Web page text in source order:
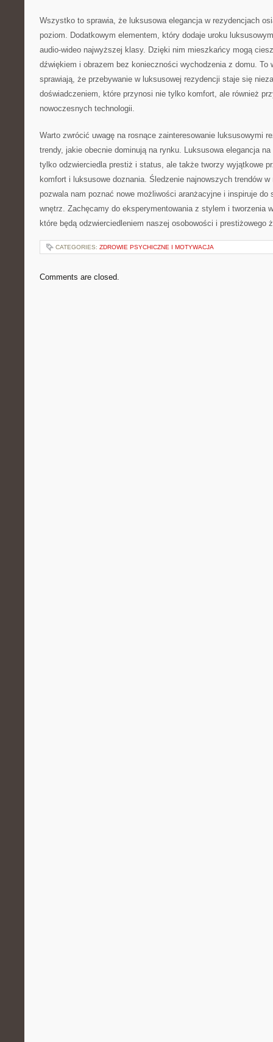
Wszystko to sprawia, że luksusowa elegancja⁣ w rezydencjach
poziom. Dodatkowym ⁤elementem, który dodaje uroku
audio-wideo ‍najwyższej ​klasy. Dzięki nim⁤ mieszkańcy⁢ mogą
dźwiękiem i obrazem bez konieczności wychodzenia z domu. To
sprawiają, że przebywanie w‌ luksusowej rezydencji staje się
doświadczeniem, które przynosi nie tylko komfort, ale również
nowoczesnych technologii.
Warto zwrócić uwagę ‍na rosnące zainteresowanie ⁣luksusowymi
trendy, ⁢jakie obecnie dominują​ na rynku. Luksusowa elegancja
tylko odzwierciedla prestiż i status, ale także tworzy wyjątkowe
komfort i luksusowe doznania. Śledzenie ⁣najnowszych trendów
pozwala nam poznać nowe możliwości aranżacyjne i inspiruje do
wnętrz. Zachęcamy do eksperymentowania z stylem i tworzenia
które będą odzwierciedleniem naszej osobowości i prestiżowego
CATEGORIES: ZDROWIE PSYCHICZNE I MOTYWACJA
Comments are closed.